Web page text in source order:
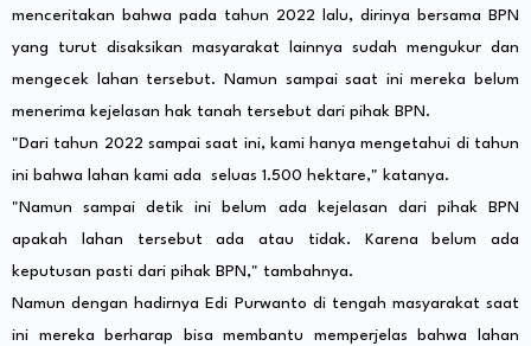
menceritakan bahwa pada tahun 2022 lalu, dirinya bersama BPN
yang turut disaksikan masyarakat lainnya sudah mengukur dan
mengecek lahan tersebut. Namun sampai saat ini mereka belum
menerima kejelasan hak tanah tersebut dari pihak BPN.
"Dari tahun 2022 sampai saat ini, kami hanya mengetahui di tahun
ini bahwa lahan kami ada seluas 1.500 hektare," katanya.
"Namun sampai detik ini belum ada kejelasan dari pihak BPN
apakah lahan tersebut ada atau tidak. Karena belum ada
keputusan pasti dari pihak BPN," tambahnya.
Namun dengan hadirnya Edi Purwanto di tengah masyarakat saat
ini mereka berharap bisa membantu memperjelas bahwa lahan